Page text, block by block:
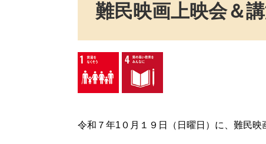
難民映画上映会＆
令和７年1０月１９日（日曜日）に、難民映